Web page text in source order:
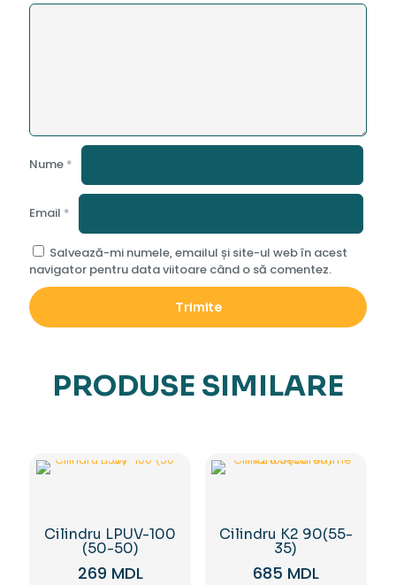
Nume *
Email *
Salvează-mi numele, emailul și site-ul web în acest
navigator pentru data viitoare când o să comentez.
PRODUSE SIMILARE
Cilindru LPUV-100
(50-50)
269 MDL
Cilindru K2 90(55-
35)
685 MDL